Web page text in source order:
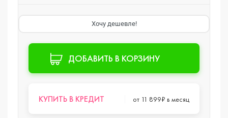
Хочу дешевле!
ДОБАВИТЬ В КОРЗИНУ
КУПИТЬ В КРЕДИТ от 11 899₽ в месяц